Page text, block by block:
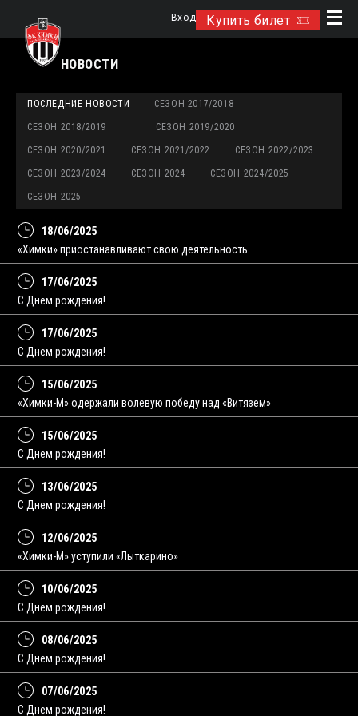
Купить билет
Вход
НОВОСТИ
ПОСЛЕДНИЕ НОВОСТИ СЕЗОН 2017/2018
СЕЗОН 2018/2019 СЕЗОН 2019/2020
СЕЗОН 2020/2021 СЕЗОН 2021/2022 СЕЗОН 2022/2023
СЕЗОН 2023/2024 СЕЗОН 2024 СЕЗОН 2024/2025
СЕЗОН 2025
18/06/2025
«Химки» приостанавливают свою деятельность
17/06/2025
С Днем рождения!
17/06/2025
С Днем рождения!
15/06/2025
«Химки-М» одержали волевую победу над «Витязем»
15/06/2025
С Днем рождения!
13/06/2025
C Днем рождения!
12/06/2025
«Химки-М» уступили «Лыткарино»
10/06/2025
С Днем рождения!
08/06/2025
C Днем рождения!
07/06/2025
С Днем рождения!